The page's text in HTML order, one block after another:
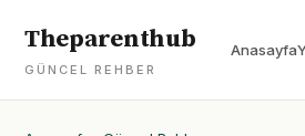
Theparenthub
GÜNCEL REHBER
Anasayfa